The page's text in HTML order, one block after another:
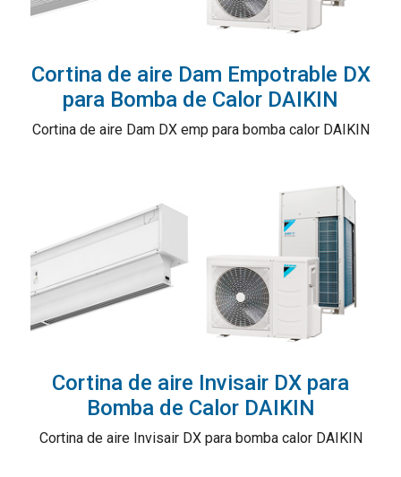
Cortina de aire Dam Empotrable DX
para Bomba de Calor DAIKIN
Cortina de aire Dam DX emp para bomba calor DAIKIN
Cortina de aire Invisair DX para
Bomba de Calor DAIKIN
Cortina de aire Invisair DX para bomba calor DAIKIN